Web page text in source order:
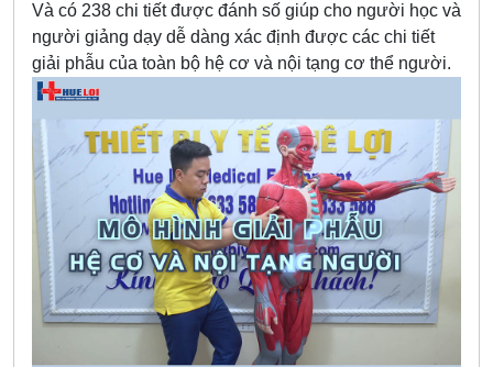
Và có 238 chi tiết được đánh số giúp cho người học và
người giảng dạy dễ dàng xác định được các chi tiết
giải phẫu của toàn bộ hệ cơ và nội tạng cơ thể người.